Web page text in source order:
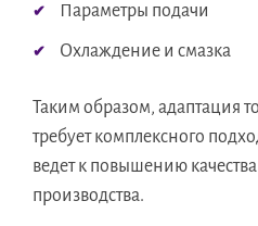
Параметры подачи
Охлаждение и смазка
Таким образом, адаптация
требует комплексного
ведет к повышению
производства.